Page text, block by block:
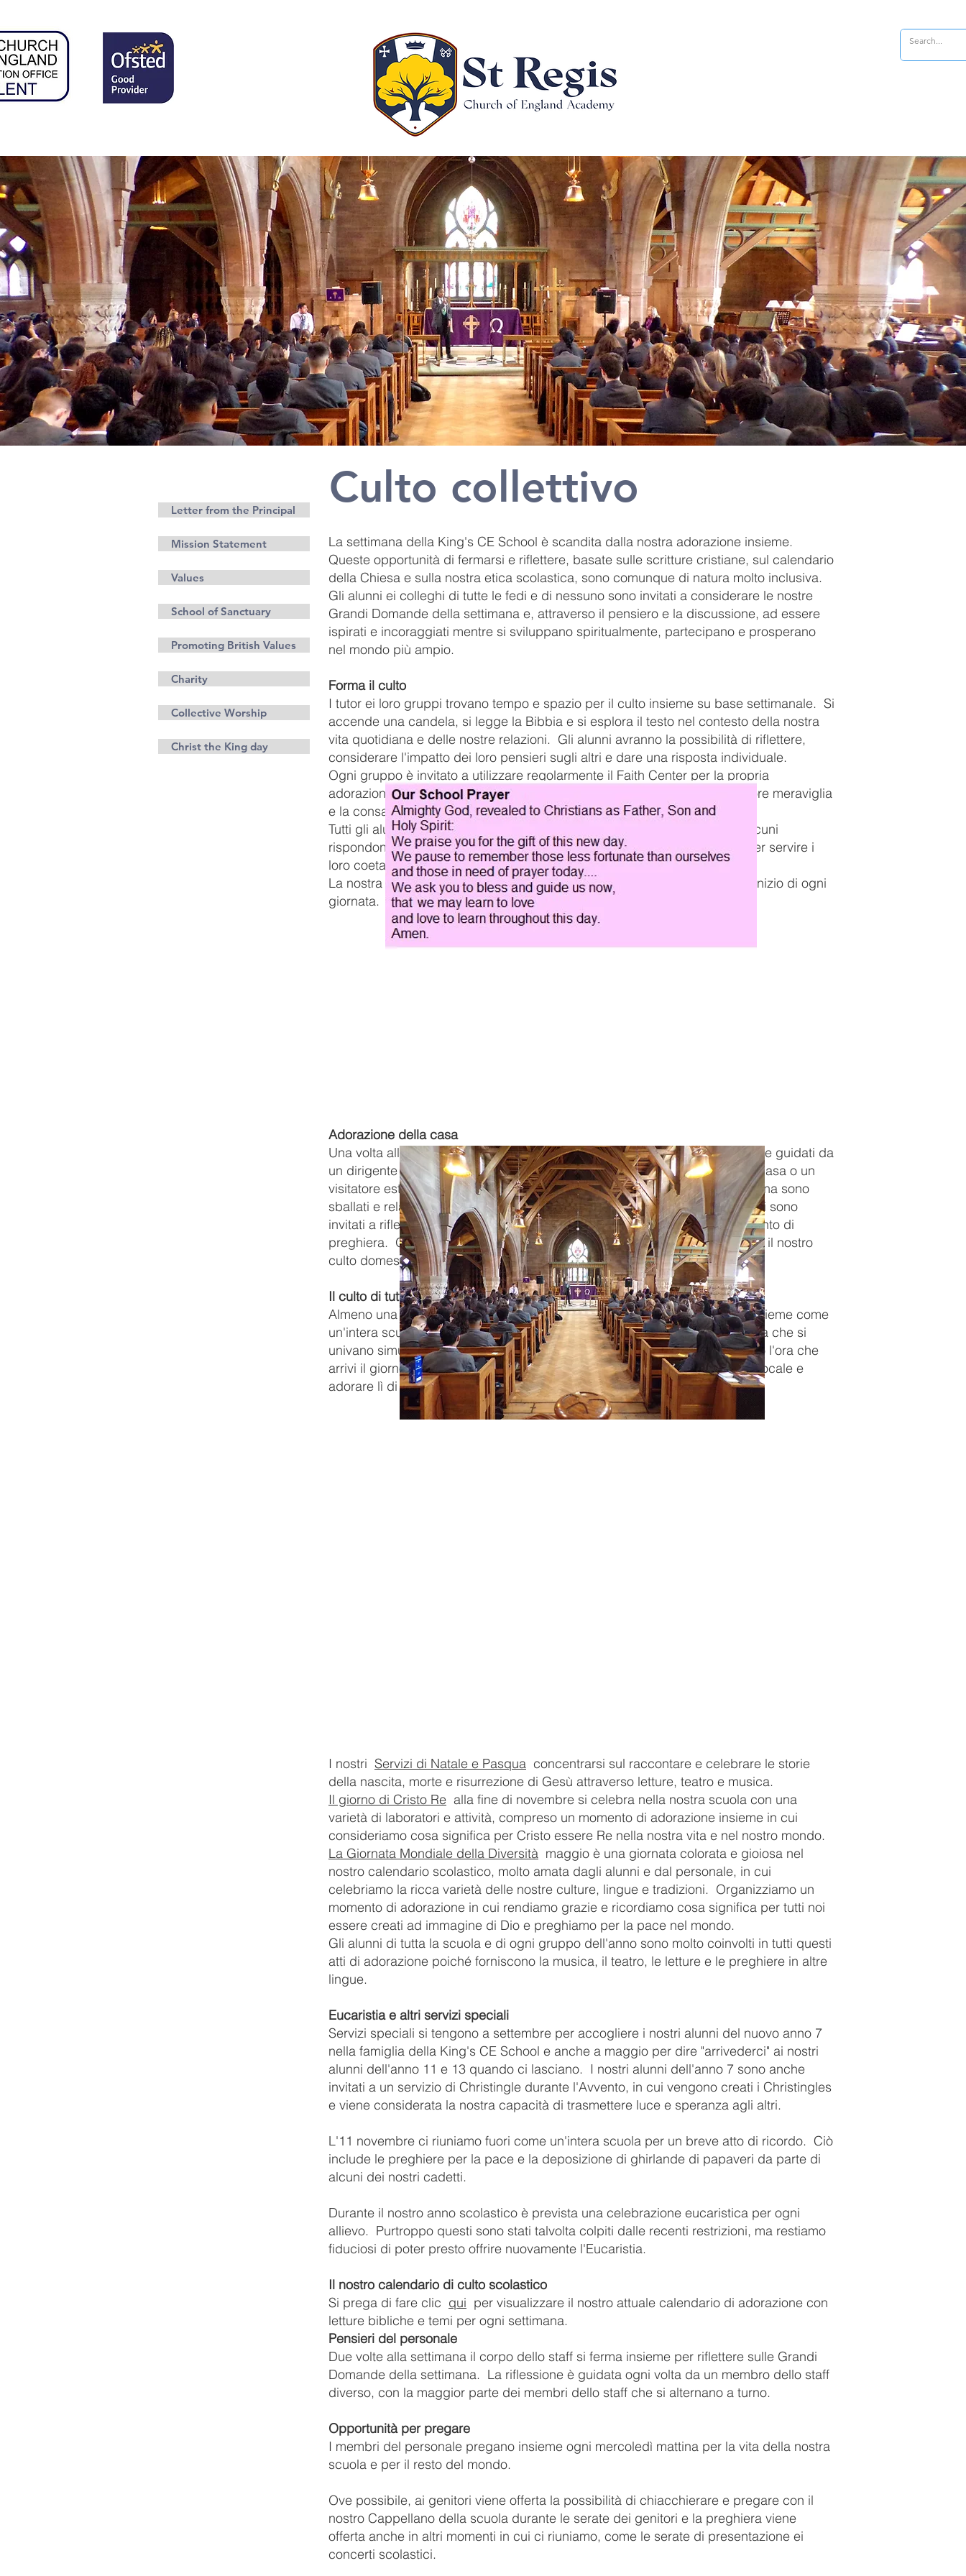
Letter from the Principal
Mission Statement
Values
School of Sanctuary
Promoting British Values
Charity
Collective Worship
Christ the King day
Culto collettivo
La settimana della King's CE School è scandita dalla nostra adorazione insieme.
Queste opportunità di fermarsi e riflettere, basate sulle scritture cristiane, sul calendario
della Chiesa e sulla nostra etica scolastica, sono comunque di natura molto inclusiva.
Gli alunni ei colleghi di tutte le fedi e di nessuno sono invitati a considerare le nostre
Grandi Domande della settimana e, attraverso il pensiero e la discussione, ad essere
ispirati e incoraggiati mentre si sviluppano spiritualmente, partecipano e prosperano
nel mondo più ampio.
Forma il culto
I tutor ei loro gruppi trovano tempo e spazio per il culto insieme su base settimanale. Si
accende una candela, si legge la Bibbia e si esplora il testo nel contesto della nostra
vita quotidiana e delle nostre relazioni. Gli alunni avranno la possibilità di riflettere,
considerare l'impatto dei loro pensieri sugli altri e dare una risposta individuale.
Ogni gruppo è invitato a utilizzare regolarmente il Faith Center per la propria
adorazione. Il cambiamento dell'ambiente incoraggia un senso di maggiore meraviglia
e la consapevolezza di essere alla presenza di Dio.
Tutti gli alunni sono invitati a prendere parte ai momenti di adorazione e alcuni
rispondono accettando di sviluppare le capacità e le qualità necessarie per servire i
loro coetanei come leader del culto.
La nostra preghiera scolastica viene utilizzata anche da gruppi formali all'inizio di ogni
giornata.
Adorazione della casa
Una volta alla settimana ogni casa si riunisce per l'adorazione e la riflessione guidati da
un dirigente anziano, il cappellano, il coordinatore dell'Ethos, il capo della casa o un
visitatore esterno. Il nostro testo biblico e la grande domanda della settimana sono
sballati e relativi agli eventi nel mondo o nella nostra vita insieme.
Gli alunni sono
invitati a riflettere e possono dare una risposta personale durante un momento di
preghiera. Ogni gruppo forma si occuperà a turno di preparare e condurre il nostro
culto domestico una volta durante l'anno scolastico.
Il culto di tutta la scuola
Almeno una volta ogni semestre c'è un'opportunità per noi di incontrarci insieme come
un'intera scuola di culto. Più recentemente, ciò ha coinvolto gruppi di forma che si
univano simultaneamente al culto online da tutta la scuola, ma non vediamo l'ora che
arrivi il giorno in cui sarà di nuovo sicuro per noi andare alla nostra chiesa locale e
adorare lì di persona.
I nostri Servizi di Natale e Pasqua concentrarsi sul raccontare e celebrare le storie
della nascita, morte e risurrezione di Gesù attraverso letture, teatro e musica.
Il giorno di Cristo Re alla fine di novembre si celebra nella nostra scuola con una
varietà di laboratori e attività, compreso un momento di adorazione insieme in cui
consideriamo cosa significa per Cristo essere Re nella nostra vita e nel nostro mondo.
La Giornata Mondiale della Diversità maggio è una giornata colorata e gioiosa nel
nostro calendario scolastico, molto amata dagli alunni e dal personale, in cui
celebriamo la ricca varietà delle nostre culture, lingue e tradizioni. Organizziamo un
momento di adorazione in cui rendiamo grazie e ricordiamo cosa significa per tutti noi
essere creati ad immagine di Dio e preghiamo per la pace nel mondo.
Gli alunni di tutta la scuola e di ogni gruppo dell'anno sono molto coinvolti in tutti questi
atti di adorazione poiché forniscono la musica, il teatro, le letture e le preghiere in altre
lingue.
Eucaristia e altri servizi speciali
Servizi speciali si tengono a settembre per accogliere i nostri alunni del nuovo anno 7
nella famiglia della King's CE School e anche a maggio per dire "arrivederci" ai nostri
alunni dell'anno 11 e 13 quando ci lasciano. I nostri alunni dell'anno 7 sono anche
invitati a un servizio di Christingle durante l'Avvento, in cui vengono creati i Christingles
e viene considerata la nostra capacità di trasmettere luce e speranza agli altri.
L'11 novembre ci riuniamo fuori come un'intera scuola per un breve atto di ricordo. Ciò
include le preghiere per la pace e la deposizione di ghirlande di papaveri da parte di
alcuni dei nostri cadetti.
Durante il nostro anno scolastico è prevista una celebrazione eucaristica per ogni
allievo. Purtroppo questi sono stati talvolta colpiti dalle recenti restrizioni, ma restiamo
fiduciosi di poter presto offrire nuovamente l'Eucaristia.
Il nostro calendario di culto scolastico
Si prega di fare clic qui per visualizzare il nostro attuale calendario di adorazione con
letture bibliche e temi per ogni settimana.
Pensieri del personale
Due volte alla settimana il corpo dello staff si ferma insieme per riflettere sulle Grandi
Domande della settimana. La riflessione è guidata ogni volta da un membro dello staff
diverso, con la maggior parte dei membri dello staff che si alternano a turno.
Opportunità per pregare
I membri del personale pregano insieme ogni mercoledì mattina per la vita della nostra
scuola e per il resto del mondo.
Ove possibile, ai genitori viene offerta la possibilità di chiacchierare e pregare con il
nostro Cappellano della scuola durante le serate dei genitori e la preghiera viene
offerta anche in altri momenti in cui ci riuniamo, come le serate di presentazione ei
concerti scolastici.